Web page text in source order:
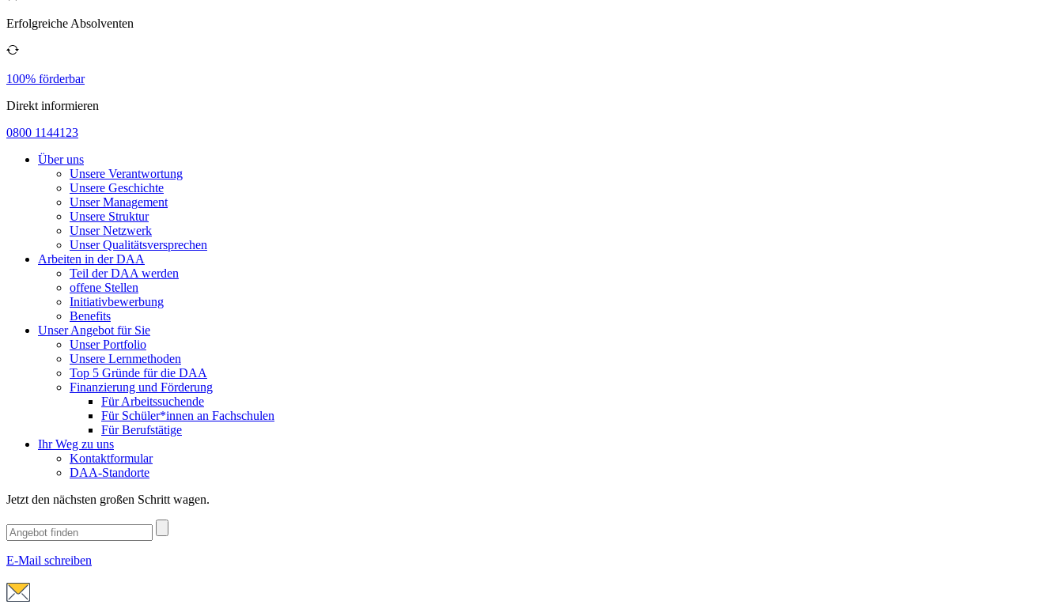
Erfolgreiche Absolventen
100% förderbar
Direkt informieren
0800 1144123
Über uns
Unsere Verantwortung
Unsere Geschichte
Unser Management
Unsere Struktur
Unser Netzwerk
Unser Qualitätsversprechen
Arbeiten in der DAA
Teil der DAA werden
offene Stellen
Initiativbewerbung
Benefits
Unser Angebot für Sie
Unser Portfolio
Unsere Lernmethoden
Top 5 Gründe für die DAA
Finanzierung und Förderung
Für Arbeitssuchende
Für Schüler*innen an Fachschulen
Für Berufstätige
Ihr Weg zu uns
Kontaktformular
DAA-Standorte
Jetzt den nächsten großen Schritt wagen.
E-Mail schreiben